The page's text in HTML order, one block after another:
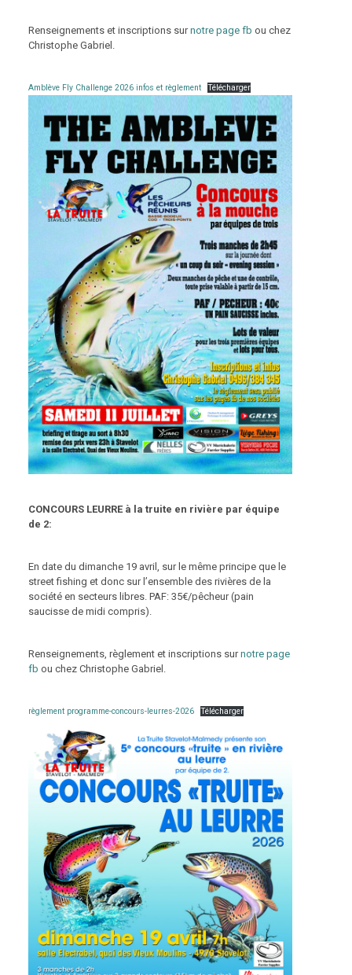
Renseignements et inscriptions surnotre page fb ou chez
Christophe Gabriel.
Amblève Fly Challenge 2026 infos et règlement Télécharger
CONCOURS LEURRE à la truite en rivière par équipe
de 2:
En date du dimanche 19 avril, sur le même principe que le
street fishing et donc sur l’ensemble des rivières de la
société en secteurs libres. PAF: 35€/pêcheur (pain
saucisse de midi compris).
Renseignements, règlement et inscriptions surnotre page
fb ou chez Christophe Gabriel.
règlement programme-concours-leurres-2026 Télécharger